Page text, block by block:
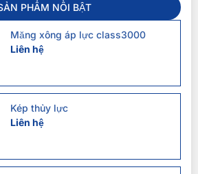
PHẨM NỔI BẬT
Măng xông áp lực class3000
Liên hệ
Kép thủy lực
Liên hệ